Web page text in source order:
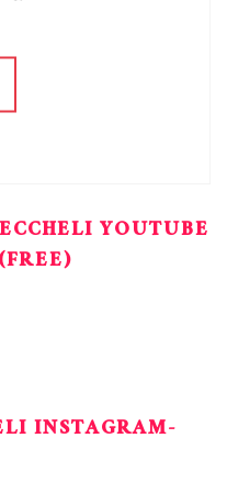
YOUTUBE
INSTAGRAM-